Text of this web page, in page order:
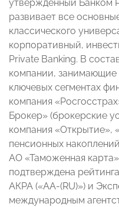
утвержденный Банком
развивает все
классического
корпоративный,
Private Banking. В
компании,
ключевых сегментах
компания
Брокер» (брокерские
компания
пенсионных
АО «Таможенная
подтверждена
АКРА («АА-(RU)») и
международным